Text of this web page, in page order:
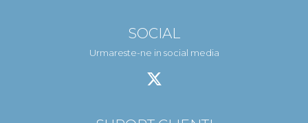
SOCIAL
Urmareste-ne in social media